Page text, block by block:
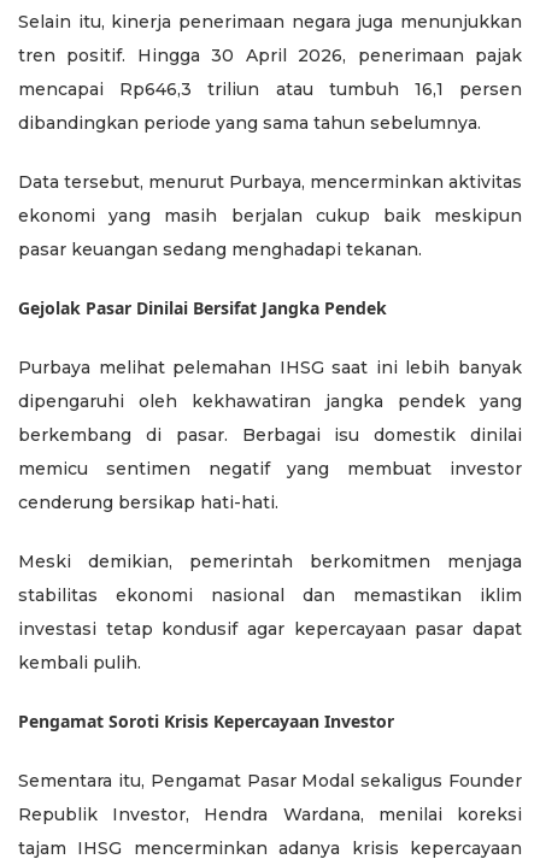
Selain itu, kinerja penerimaan negara juga menunjukkan
tren positif. Hingga 30 April 2026, penerimaan pajak
mencapai Rp646,3 triliun atau tumbuh 16,1 persen
dibandingkan periode yang sama tahun sebelumnya.
Data tersebut, menurut Purbaya, mencerminkan aktivitas
ekonomi yang masih berjalan cukup baik meskipun
pasar keuangan sedang menghadapi tekanan.
Gejolak Pasar Dinilai Bersifat Jangka Pendek
Purbaya melihat pelemahan IHSG saat ini lebih banyak
dipengaruhi oleh kekhawatiran jangka pendek yang
berkembang di pasar. Berbagai isu domestik dinilai
memicu sentimen negatif yang membuat investor
cenderung bersikap hati-hati.
Meski demikian, pemerintah berkomitmen menjaga
stabilitas ekonomi nasional dan memastikan iklim
investasi tetap kondusif agar kepercayaan pasar dapat
kembali pulih.
Pengamat Soroti Krisis Kepercayaan Investor
Sementara itu, Pengamat Pasar Modal sekaligus Founder
Republik Investor, Hendra Wardana, menilai koreksi
tajam IHSG mencerminkan adanya krisis kepercayaan